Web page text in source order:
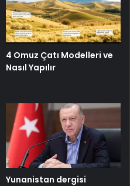
4 Omuz Çatı Modelleri ve
Nasıl Yapılır
Yunanistan dergisi